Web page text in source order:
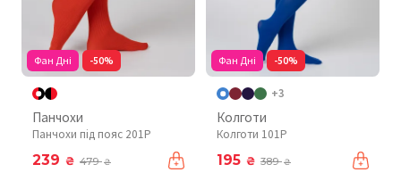
Фан Дні -50%
Панчохи
Панчохи під пояс 201P
239 ₴ 479₴
Фан Дні -50%
+3
Колготи
Колготи 101P
195 ₴ 389₴